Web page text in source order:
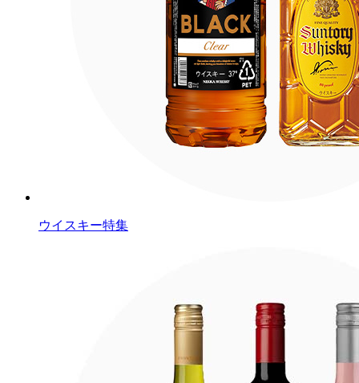
ウイスキー特集